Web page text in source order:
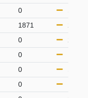
0
S65
1871
0
0
0
S65
0